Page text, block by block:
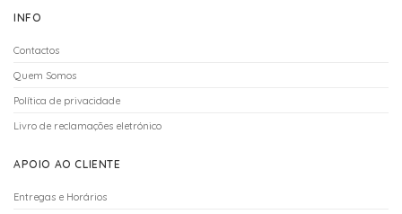
INFO
Contactos
Quem Somos
Política de privacidade
Livro de reclamações eletrónico
APOIO AO CLIENTE
Entregas e Horários